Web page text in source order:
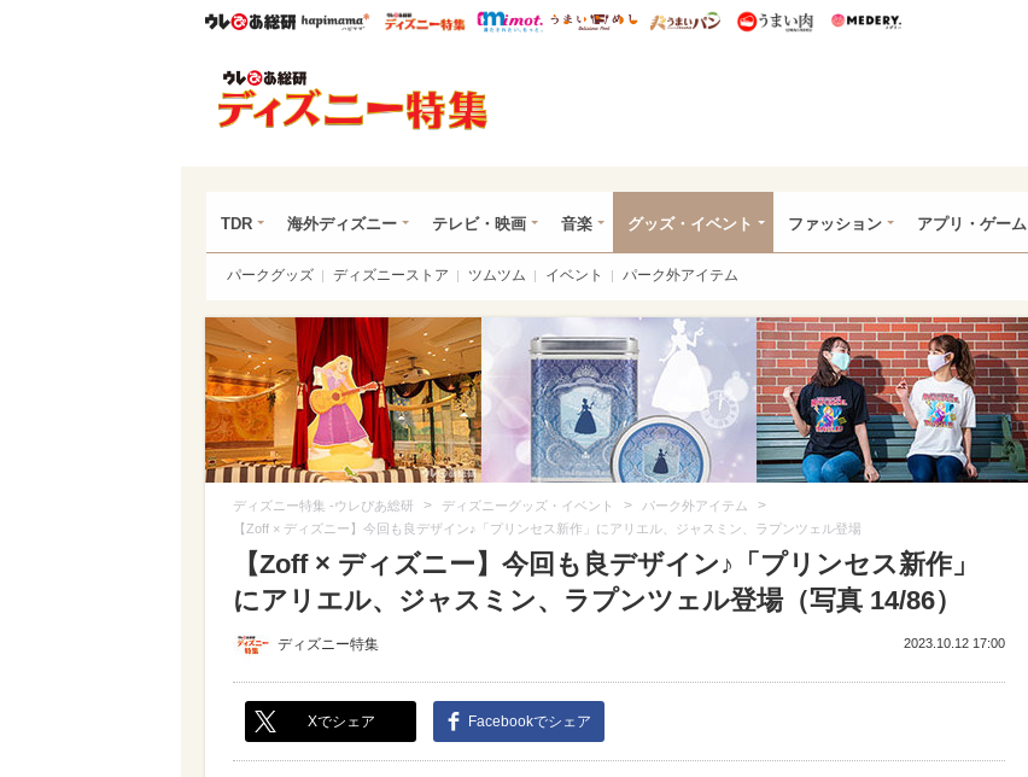
ウレぴあ総研ハピママ* ウレぴあ総研 ディズニー特集
mimot. うまいめし うまいパン うまい肉
TDR 海外ディズニー テレビ・映画 音楽 グッズ・イベント ファッション アプリ・ゲーム
パークグッズ ディズニーストア ツムツム イベント パーク外アイテム
ディズニー特集 -ウレぴあ総研 > ディズニーグッズ・イベント > パーク外アイテム >
【Zoff × ディズニー】今回も良デザイン♪「プリンセス新作」にアリエル、ジャスミン、ラプンツェル登場
【Zoff × ディズニー】今回も良デザイン♪「プリンセス新作」
にアリエル、ジャスミン、ラプンツェル登場（写真 14/86）
ディズニー特集 2023.10.12 17:00
Xでシェア Facebookでシェア